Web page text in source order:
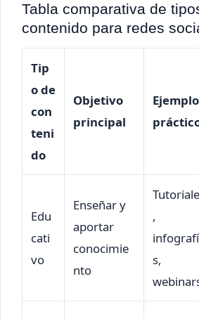
Tabla comparativa de
contenido para redes
Tip
o de
con
teni
do
Objetivo
principal
Edu
cati
vo
Enseñar y
aportar
conocimie
nto
,
s,